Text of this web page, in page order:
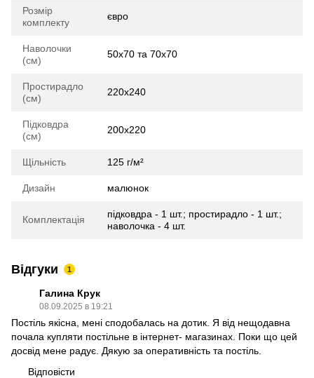
Розмір
комплекту
євро
Наволочки
(см)
50х70 та 70х70
Простирадло
(см)
220х240
Підковдра
(см)
200х220
Щільність 125 г/м²
Дизайн малюнок
Комплектація
підковдра - 1 шт.; простирадло - 1 шт.;
наволочка - 4 шт.
Відгуки 1
Галина Крук
08.09.2025 в 19:21
Постіль якісна, мені сподобалась на дотик. Я від нещодавна
почала купляти постільне в інтернет- магазинах. Поки що цей
досвід мене радує. Дякую за оперативність та постіль.
Відповісти